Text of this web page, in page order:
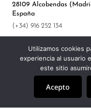
28109 Alcobendas
España
(+34) 916 252 134
Utilizamos cookies
experiencia al usuario
este sitio
Acepto